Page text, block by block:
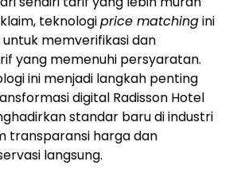
teknologiprice matchingini
memverifikasi dan
yang memenuhi persyaratan.
ini menjadi langkah penting
digital Radisson Hotel
standar baru di industri
transparansi harga dan
langsung.